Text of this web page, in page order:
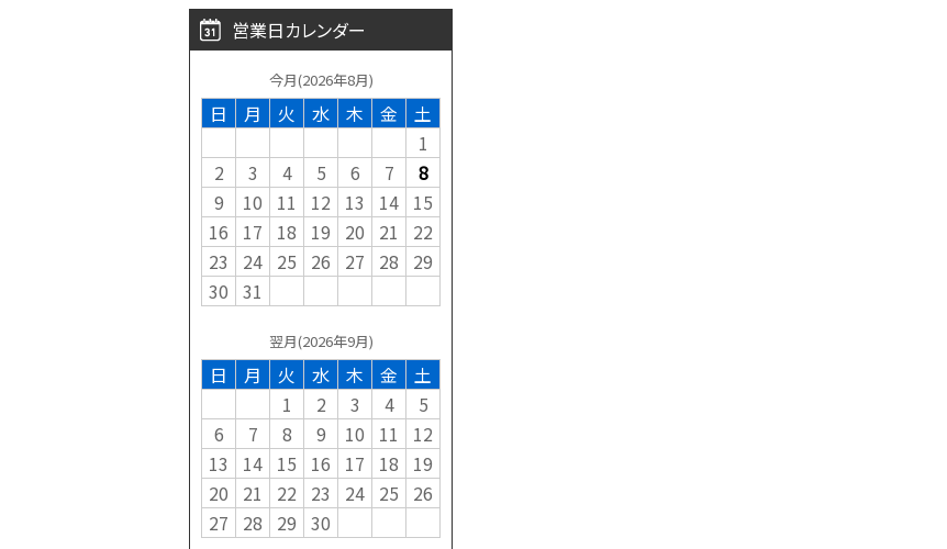
営業日カレンダー
今月(2026年8月)
日 月 火 水 木 金
土
1
2
3 4 5 6 7
8
9
10 11 12 13 14 15
16
17 18 19 20 21
22
23
24 25 26 27 28
29
30 31
翌月(2026年9月)
日 月 火 水 木 金
土
1
2 3 4
5
6
7 8 9 10 11
12
13
14 15 16 17 18
19
20
21 22 23 24 25
26
27
28 29 30